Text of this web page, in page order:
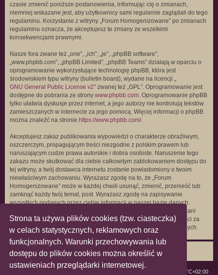
Strona ta używa plików cookies (tzw. ciasteczka)
w celach statystycznych, reklamowych oraz
funkcjonalnych. Warunki przechowywania lub
dostępu do plików cookies można określić w
ustawieniach przeglądarki internetowej.
czasie zmienić poniższe postanowienia, informując cię o zmianach,
niemniej wskazane jest, aby użytkownicy sami regularnie zaglądali do tego
regulaminu. Korzystanie z witryny „Forum Homogenizowane” po zmianach
regulaminu oznacza, że akceptujesz te zmiany ze wszelkimi
konsekwencjami prawnymi.
Nasze fora zwane też „one”, „ich”, „je”, „phpBB software”,
„www.phpbb.com”, „phpBB Limited”, „phpBB Teams” działają w oparciu o
oprogramowanie wykorzystujące technologię phpBB, która jest
środowiskiem typu witryny (bulletin board), wydane na licencji „
GNU General Public License v2” zwanej też „GPL”. Oprogramowanie jest
dostępne do pobrania ze strony www.phpbb.com. Oprogramowanie phpBB
tylko ułatwia dyskusje przez internet, a jego autorzy nie kontrolują tekstów
zamieszczanych w internecie za jego pomocą. Więcej informacji o phpBB
można znaleźć na stronie https://www.phpbb.com/.
Akceptujesz zakaz publikowania wypowiedzi o charakterze obraźliwym,
oszczerczym, propagującym treści niezgodne z polskim prawem lub
naruszającym cudze prawa autorskie i dobra osobiste. Naruszenie tego
zakazu może skutkować dla ciebie całkowitym zablokowaniem dostępu do
tej witryny, a twój dostawca internetu zostanie powiadomiony o twoim
niewłaściwym zachowaniu. Wyrażasz zgodę na to, że „Forum
Homogenizowane” może w każdej chwili usunąć, zmienić, przenieść lub
zamknąć każdy twój temat, post. Wyrażasz zgodę na zapisywanie
wszystkich podanych przez ciebie informacji w naszej bazie danych.
Informacje te nie będą przekazywane nikomu bez twojej zgody, ale ani
„Forum Homogenizowane”, ani phpBB nie ponosi odpowiedzialności za
włamania do witryny, podczas których może dojść do kradzieży danych.
UTC+02:00